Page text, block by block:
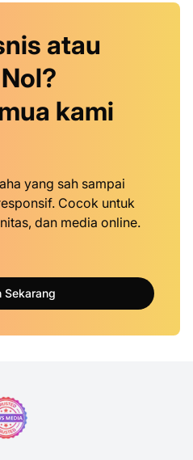
atau
kami
yang sah sampai
Cocok untuk
dan media online.
Sekarang